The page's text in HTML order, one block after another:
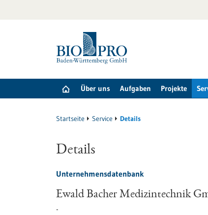
Über uns Aufgaben Projekte
Startseite Service Details
Details
Unternehmensdatenbank
Ewald Bacher Medizintechnik
-